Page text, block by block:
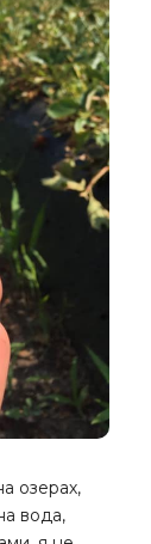
озерах,
вода,